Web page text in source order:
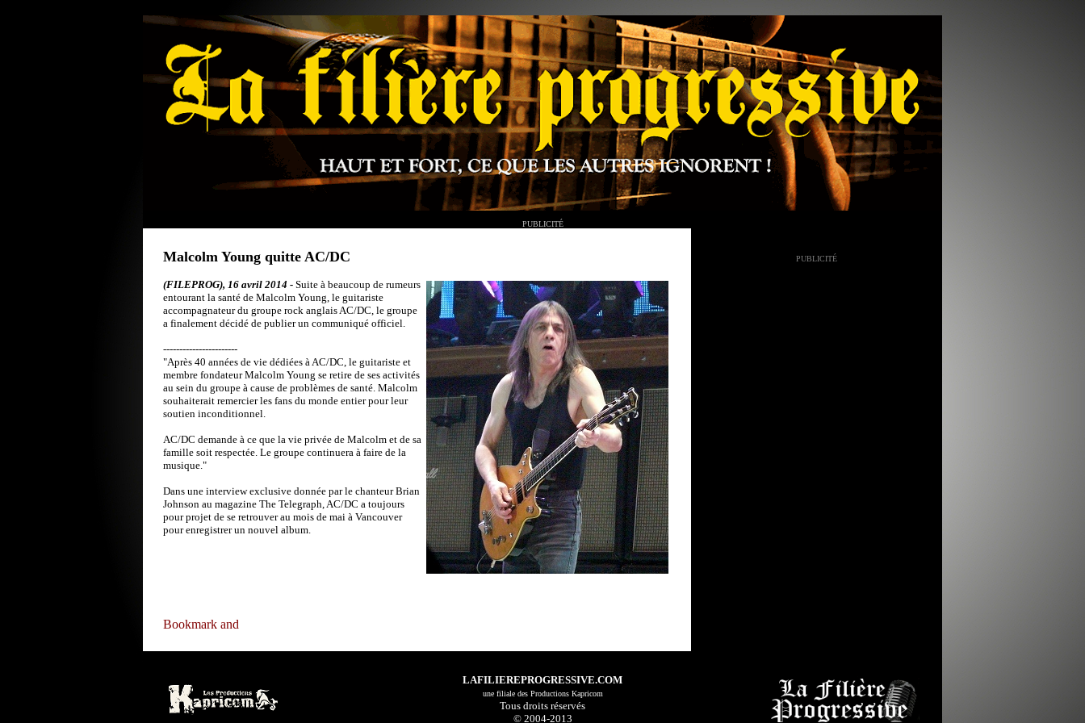
PUBLICITÉ
Malcolm Young quitte AC/DC
(FILEPROG), 16 avril 2014 - Suite à beaucoup de rumeurs
entourant la santé de Malcolm Young, le guitariste
accompagnateur du groupe rock anglais AC/DC, le groupe
a finalement décidé de publier un communiqué officiel.
-----------------------
"Après 40 années de vie dédiées à AC/DC, le guitariste et
membre fondateur Malcolm Young se retire de ses activités
au sein du groupe à cause de problèmes de santé. Malcolm
souhaiterait remercier les fans du monde entier pour leur
soutien inconditionnel.
AC/DC demande à ce que la vie privée de Malcolm et de sa
famille soit respectée. Le groupe continuera à faire de la
musique."
Dans une interview exclusive donnée par le chanteur Brian
Johnson au magazine The Telegraph, AC/DC a toujours
pour projet de se retrouver au mois de mai à Vancouver
pour enregistrer un nouvel album.
PUBLICITÉ
LAFILIEREPROGRESSIVE.COM
une filiale des Productions Kapricom
Tous droits réservés
© 2004-2013